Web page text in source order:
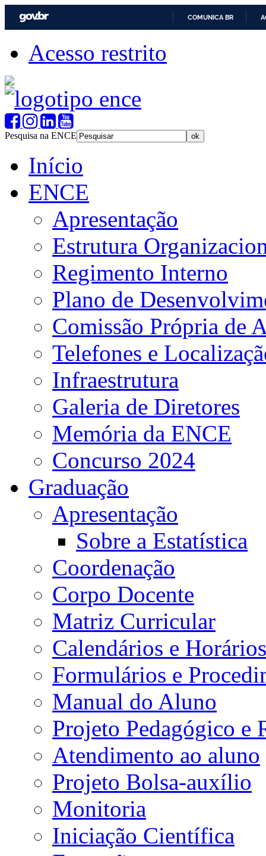
COMUNICA BR
Acesso restrito
Pesquisa na ENCE
Início
ENCE
Apresentação
Estrutura
Regimento Interno
Plano de
Comissão Própria de
Telefones e
Infraestrutura
Galeria de Diretores
Memória da ENCE
Concurso 2024
Graduação
Apresentação
Sobre a Estatística
Coordenação
Corpo Docente
Matriz Curricular
Calendários e Horários
Formulários e
Manual do Aluno
Projeto Pedagógico e
Atendimento ao aluno
Projeto Bolsa-auxílio
Monitoria
Iniciação Científica